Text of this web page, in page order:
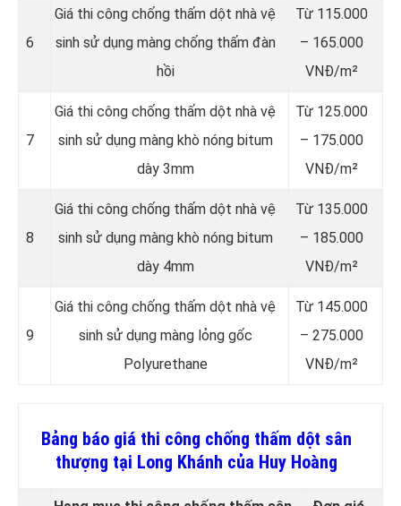
6
Giá thi công chống thấm dột nhà vệ
sinh sử dụng màng chống thấm đàn
hồi
Từ 115.000
– 165.000
VNĐ/m²
7
Giá thi công chống thấm dột nhà vệ
sinh sử dụng màng khò nóng bitum
dày 3mm
Từ 125.000
– 175.000
VNĐ/m²
8
Giá thi công chống thấm dột nhà vệ
sinh sử dụng màng khò nóng bitum
dày 4mm
Từ 135.000
– 185.000
VNĐ/m²
9
Giá thi công chống thấm dột nhà vệ
sinh sử dụng màng lỏng gốc
Polyurethane
Từ 145.000
– 275.000
VNĐ/m²
Bảng báo giá thi công chống thấm dột sân
thượng tại Long Khánh của Huy Hoàng